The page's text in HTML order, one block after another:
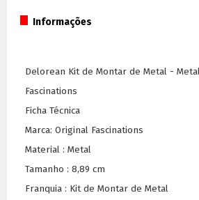
Informações
Delorean Kit de Montar de Metal -
Fascinations
Ficha Técnica
Marca: Original Fascinations
Material : Metal
Tamanho : 8,89 cm
Franquia : Kit de Montar de Metal